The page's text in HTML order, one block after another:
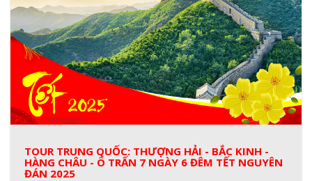
TOUR TRUNG QUỐC: THƯỢNG HẢI - BẮC KINH -
HÀNG CHÂU - Ô TRẤN 7 NGÀY 6 ĐÊM TẾT NGUYÊN
ĐÁN 2025